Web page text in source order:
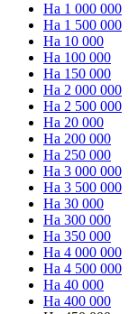
На 1 000 000
На 1 500 000
На 10 000
На 100 000
На 150 000
На 2 000 000
На 2 500 000
На 20 000
На 200 000
На 250 000
На 3 000 000
На 3 500 000
На 30 000
На 300 000
На 350 000
На 4 000 000
На 4 500 000
На 40 000
На 400 000